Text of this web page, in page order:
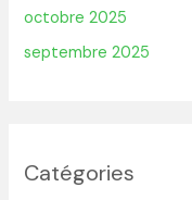
octobre 2025
septembre 2025
Catégories